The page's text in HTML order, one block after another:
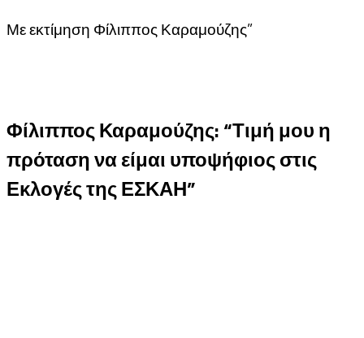
Με εκτίμηση Φίλιππος Καραμούζης”
Φίλιππος Καραμούζης: “Τιμή μου η
πρόταση να είμαι υποψήφιος στις
Εκλογές της ΕΣΚΑΗ”